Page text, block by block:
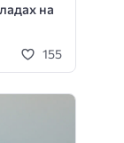
на
155